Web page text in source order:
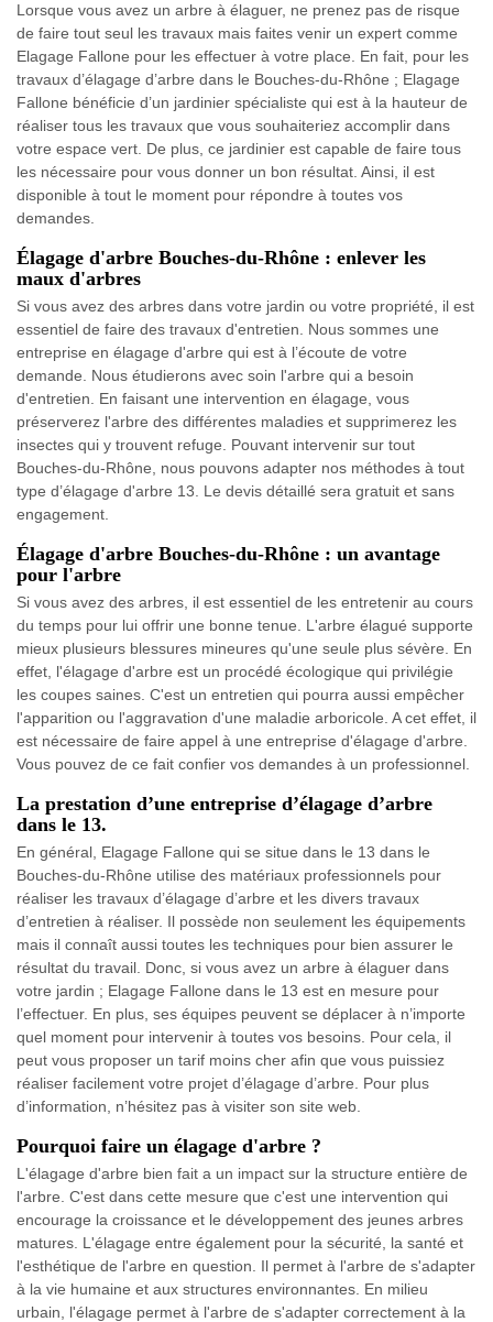
Lorsque vous avez un arbre à élaguer, ne prenez pas de risque
de faire tout seul les travaux mais faites venir un expert comme
Elagage Fallone pour les effectuer à votre place. En fait, pour les
travaux d’élagage d’arbre dans le Bouches-du-Rhône ; Elagage
Fallone bénéficie d’un jardinier spécialiste qui est à la hauteur de
réaliser tous les travaux que vous souhaiteriez accomplir dans
votre espace vert. De plus, ce jardinier est capable de faire tous
les nécessaire pour vous donner un bon résultat. Ainsi, il est
disponible à tout le moment pour répondre à toutes vos
demandes.
Élagage d'arbre Bouches-du-Rhône : enlever les
maux d'arbres
Si vous avez des arbres dans votre jardin ou votre propriété, il est
essentiel de faire des travaux d'entretien. Nous sommes une
entreprise en élagage d'arbre qui est à l’écoute de votre
demande. Nous étudierons avec soin l'arbre qui a besoin
d'entretien. En faisant une intervention en élagage, vous
préserverez l'arbre des différentes maladies et supprimerez les
insectes qui y trouvent refuge. Pouvant intervenir sur tout
Bouches-du-Rhône, nous pouvons adapter nos méthodes à tout
type d’élagage d'arbre 13. Le devis détaillé sera gratuit et sans
engagement.
Élagage d'arbre Bouches-du-Rhône : un avantage
pour l'arbre
Si vous avez des arbres, il est essentiel de les entretenir au cours
du temps pour lui offrir une bonne tenue. L'arbre élagué supporte
mieux plusieurs blessures mineures qu'une seule plus sévère. En
effet, l'élagage d'arbre est un procédé écologique qui privilégie
les coupes saines. C'est un entretien qui pourra aussi empêcher
l'apparition ou l'aggravation d'une maladie arboricole. A cet effet, il
est nécessaire de faire appel à une entreprise d'élagage d'arbre.
Vous pouvez de ce fait confier vos demandes à un professionnel.
La prestation d’une entreprise d’élagage d’arbre
dans le 13.
En général, Elagage Fallone qui se situe dans le 13 dans le
Bouches-du-Rhône utilise des matériaux professionnels pour
réaliser les travaux d’élagage d’arbre et les divers travaux
d’entretien à réaliser. Il possède non seulement les équipements
mais il connaît aussi toutes les techniques pour bien assurer le
résultat du travail. Donc, si vous avez un arbre à élaguer dans
votre jardin ; Elagage Fallone dans le 13 est en mesure pour
l’effectuer. En plus, ses équipes peuvent se déplacer à n’importe
quel moment pour intervenir à toutes vos besoins. Pour cela, il
peut vous proposer un tarif moins cher afin que vous puissiez
réaliser facilement votre projet d’élagage d’arbre. Pour plus
d’information, n’hésitez pas à visiter son site web.
Pourquoi faire un élagage d'arbre ?
L'élagage d'arbre bien fait a un impact sur la structure entière de
l'arbre. C'est dans cette mesure que c'est une intervention qui
encourage la croissance et le développement des jeunes arbres
matures. L'élagage entre également pour la sécurité, la santé et
l'esthétique de l'arbre en question. Il permet à l'arbre de s'adapter
à la vie humaine et aux structures environnantes. En milieu
urbain, l'élagage permet à l'arbre de s'adapter correctement à la